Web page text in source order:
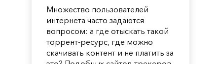
Множество пользователей
интернета часто задаются
вопросом: а где отыскать такой
торрент-ресурс, где можно
скачивать контент и не платить за